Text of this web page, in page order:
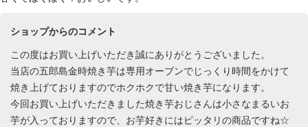
ショップからのコメント
この度はお買い上げいただき誠にありがとうございました。
当店の五郎島金時焼き芋は専用オーブンでじっくり時間をかけて
焼き上げておりますのでホクホクで甘い焼き芋になります。
今回お買い上げいただきました焼き芋おじさんは小さなまるいお
芋が入っておりますので、お芋好きにはピッタリの商品ですね☆